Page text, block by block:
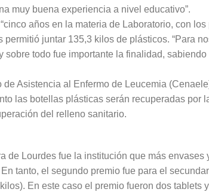
muy buena experiencia a nivel educativo”.
años en la materia de Laboratorio, con
juntar 135,3 kilos de plásticos. “Para
todo fue importante la finalidad,
Asistencia al Enfermo de Leucemia
las botellas plásticas serán recuperadas por
del relleno sanitario.
de Lourdes fue la institución que más envases
tanto, el segundo premio fue para el
En este caso el premio fueron dos tablets